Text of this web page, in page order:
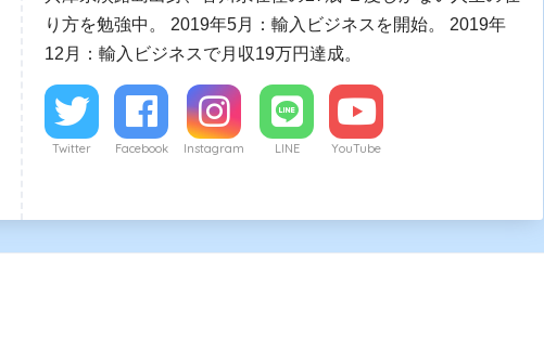
り方を勉強中。 2019年5月：輸入ビジネスを開始。 2019年
12月：輸入ビジネスで月収19万円達成。
Twitter Facebook Instagram LINE YouTube